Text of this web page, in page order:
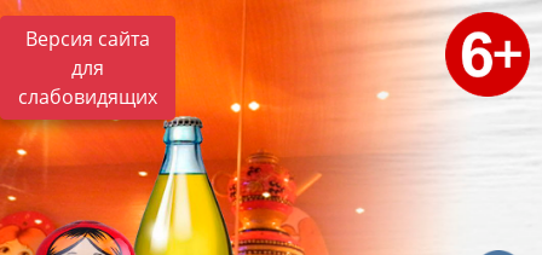
Версия сайта
для
слабовидящих